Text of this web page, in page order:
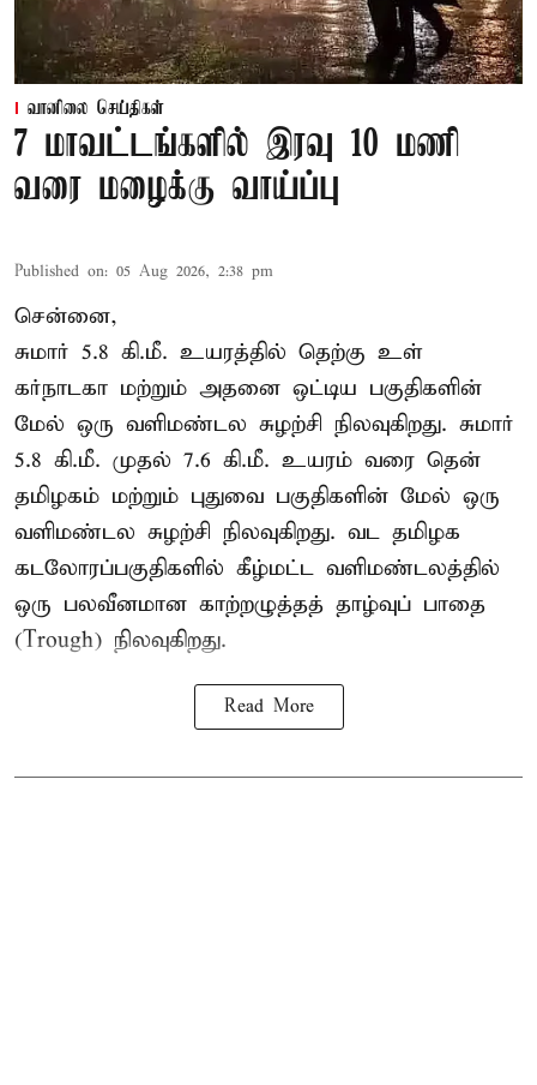
வானிலை செய்திகள்
7 மாவட்டங்களில் இரவு 10 மணி
வரை மழைக்கு வாய்ப்பு
Published on: 05 Aug 2026, 2:38 pm
சென்னை,
சுமார் 5.8 கி.மீ. உயரத்தில் தெற்கு உள்
கர்நாடகா மற்றும் அதனை ஒட்டிய பகுதிகளின்
மேல் ஒரு வளிமண்டல சுழற்சி நிலவுகிறது. சுமார்
5.8 கி.மீ. முதல் 7.6 கி.மீ. உயரம் வரை தென்
தமிழகம் மற்றும் புதுவை பகுதிகளின் மேல் ஒரு
வளிமண்டல சுழற்சி நிலவுகிறது. வட தமிழக
கடலோரப்பகுதிகளில் கீழ்மட்ட வளிமண்டலத்தில்
ஒரு பலவீனமான காற்றழுத்தத் தாழ்வுப் பாதை
(Trough) நிலவுகிறது.
Read More